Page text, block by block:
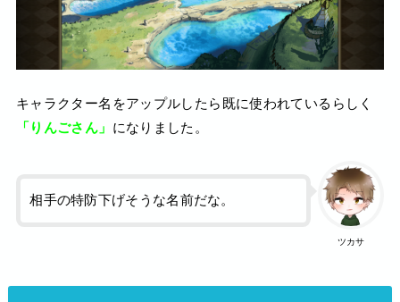
キャラクター名をアップルしたら既に使われているらしく
「りんごさん」 になりました。
ツカサ
相手の特防下げそうな名前だな。